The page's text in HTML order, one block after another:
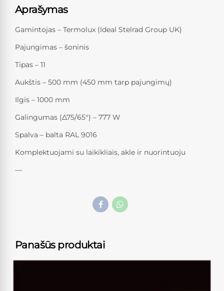
Aprašymas
Gamintojas – Termolux (Ideal Stelrad Group UK)
Pajungimas – šoninis
Tipas – 11
Aukštis – 500 mm (450 mm tarp pajungimų)
Ilgis – 1000 mm
Galingumas (Δ75/65°) – 777 W
Spalva – balta RAL 9016
Komplektuojami su laikikliais, akle ir nuorintuoju
—
Panašūs produktai